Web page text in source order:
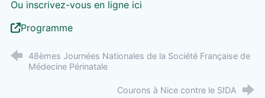
Ou inscrivez-vous en ligne ici
Programme
48èmes Journées Nationales de la Société Française de
Médecine Périnatale
Courons à Nice contre le SIDA